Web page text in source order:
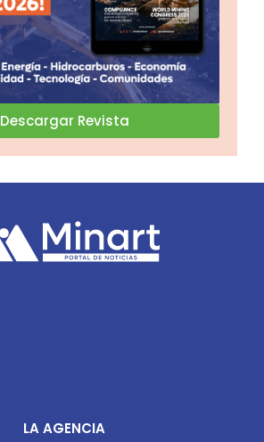
Descargar Revista
LA AGENCIA